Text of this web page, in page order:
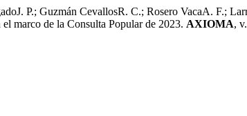
P.; Guzmán CevallosR. C.; Rosero VacaA. F.;
marco de la Consulta Popular de 2023. AXIOMA,